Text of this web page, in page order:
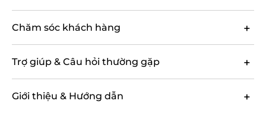
Chăm sóc khách hàng
Trợ giúp & Câu hỏi thường gặp
Giới thiệu & Hướng dẫn